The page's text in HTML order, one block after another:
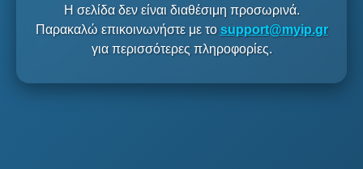
Η σελίδα δεν είναι διαθέσιμη προσωρινά.
Παρακαλώ επικοινωνήστε με το support@myip.gr
για περισσότερες πληροφορίες.